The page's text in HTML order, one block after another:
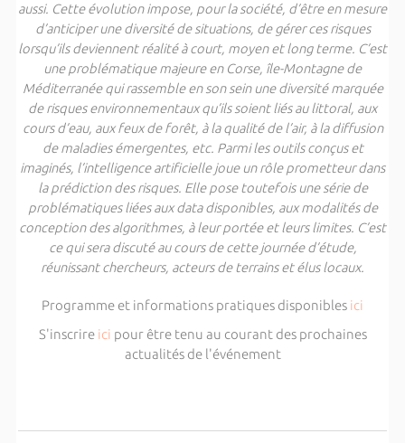
aussi. Cette évolution impose, pour la société, d’être en mesure
d’anticiper une diversité de situations, de gérer ces risques
lorsqu’ils deviennent réalité à court, moyen et long terme. C’est
une problématique majeure en Corse, île-Montagne de
Méditerranée qui rassemble en son sein une diversité marquée
de risques environnementaux qu’ils soient liés au littoral, aux
cours d’eau, aux feux de forêt, à la qualité de l’air, à la diffusion
de maladies émergentes, etc. Parmi les outils conçus et
imaginés, l’intelligence artificielle joue un rôle prometteur dans
la prédiction des risques. Elle pose toutefois une série de
problématiques liées aux data disponibles, aux modalités de
conception des algorithmes, à leur portée et leurs limites. C’est
ce qui sera discuté au cours de cette journée d’étude,
réunissant chercheurs, acteurs de terrains et élus locaux.
Programme et informations pratiques disponibles ici
S'inscrire ici pour être tenu au courant des prochaines
actualités de l'événement